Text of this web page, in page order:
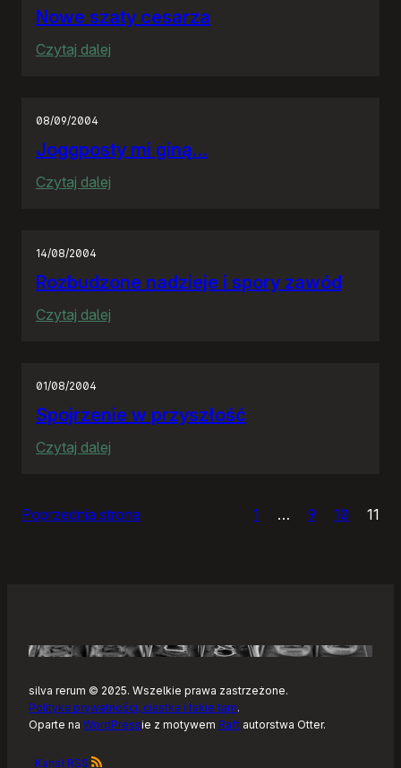
Nowe szaty cesarza
Czytaj dalej
08/09/2004
Joggposty mi giną…
Czytaj dalej
14/08/2004
Rozbudzone nadzieje i spory zawód
Czytaj dalej
spory
01/08/2004
Spojrzenie w przyszłość
Czytaj dalej
przyszłość
Poprzednia strona 1 … 9 10 11
silva rerum © 2025. Wszelkie prawa zastrzeżone.
Polityka prywatności, ciastka i takie tam.
Oparte na WordPressie z motywem Raft autorstwa Otter.
Kanał RSS